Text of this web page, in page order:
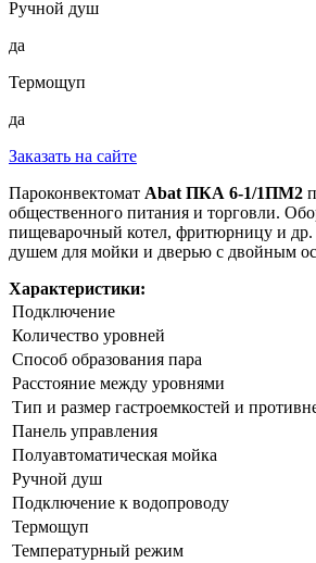
Ручной душ
да
Термощуп
да
Заказать на сайте
Пароконвектомат Abat ПКА 6-1/1ПМ2
общественного питания и торговли.
пищеварочный котел, фритюрницу и др.
душем для мойки и дверью с двойным
Характеристики:
Подключение
Количество уровней
Способ образования пара
Расстояние между уровнями
Тип и размер гастроемкостей и
Панель управления
Полуавтоматическая мойка
Ручной душ
Подключение к водопроводу
Термощуп
Температурный режим